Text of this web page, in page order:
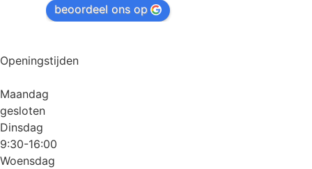
beoordeel ons op
Openingstijden
Maandag
gesloten
Dinsdag
9:30-16:00
Woensdag